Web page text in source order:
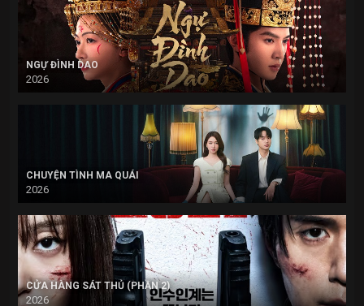
NGỰ ĐÌNH DAO
2026
CHUYỆN TÌNH MA QUÁI
2026
CỬA HÀNG SÁT THỦ (PHẦN 2)
2026